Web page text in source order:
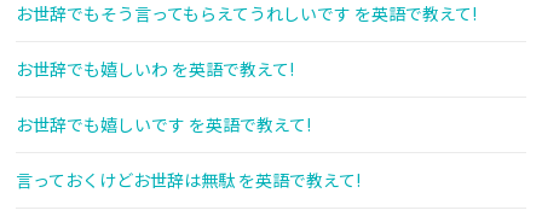
お世辞でもそう言ってもらえてうれしいです を英語で教えて!
お世辞でも嬉しいわ を英語で教えて!
お世辞でも嬉しいです を英語で教えて!
言っておくけどお世辞は無駄 を英語で教えて!